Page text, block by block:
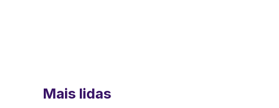
Mais lidas